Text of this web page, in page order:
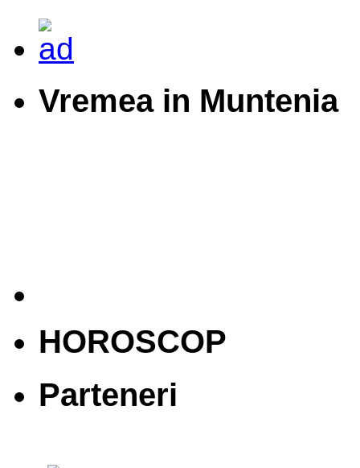
Vremea in Muntenia
HOROSCOP
Parteneri